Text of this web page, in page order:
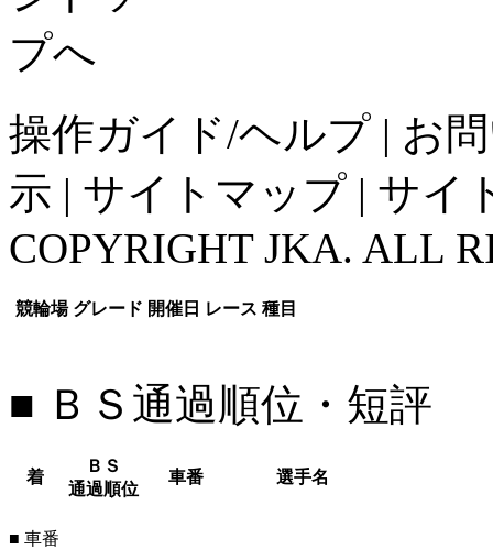
操作ガイド/ヘルプ | お
示 | サイトマップ | サイ
COPYRIGHT JKA. ALL
競輪場 グレード 開催日 レース 種目
■ ＢＳ通過順位・短評
着
ＢＳ
通過順位
車番 選手名
■ 車番